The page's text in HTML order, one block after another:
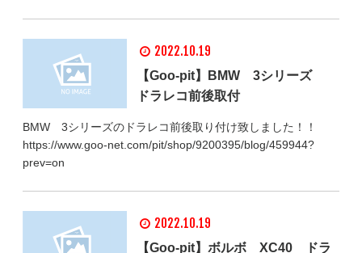
2022.10.19
【Goo-pit】BMW 3シリーズ
ドラレコ前後取付
BMW 3シリーズのドラレコ前後取り付け致しました！！
https://www.goo-net.com/pit/shop/9200395/blog/459944?
prev=on
2022.10.19
【Goo-pit】ボルボ XC40 ドラ